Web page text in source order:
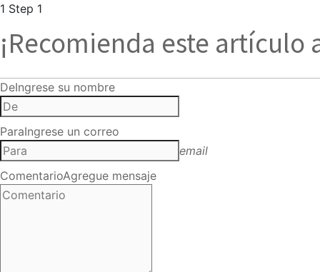
1 Step 1
¡Recomienda este artículo
DeIngrese su nombre
ParaIngrese un correo
email
ComentarioAgregue mensaje